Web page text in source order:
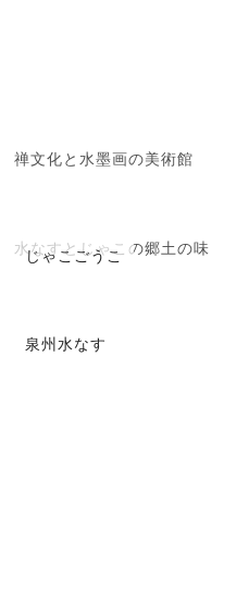
禅文化と水墨画の美術館
じゃこごうこ
水なすとじゃこの郷土の味
泉州水なす